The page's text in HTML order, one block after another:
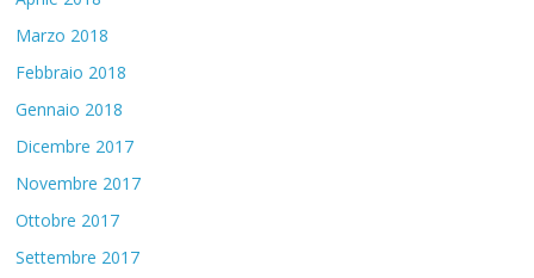
Marzo 2018
Febbraio 2018
Gennaio 2018
Dicembre 2017
Novembre 2017
Ottobre 2017
Settembre 2017